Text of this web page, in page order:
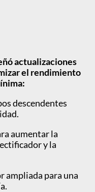
actualizaciones
el rendimiento
descendentes
aumentar la
y la
ampliada para una